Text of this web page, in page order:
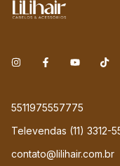
5511975557775
Televendas (11) 3312-
contato@lilihair.com.br